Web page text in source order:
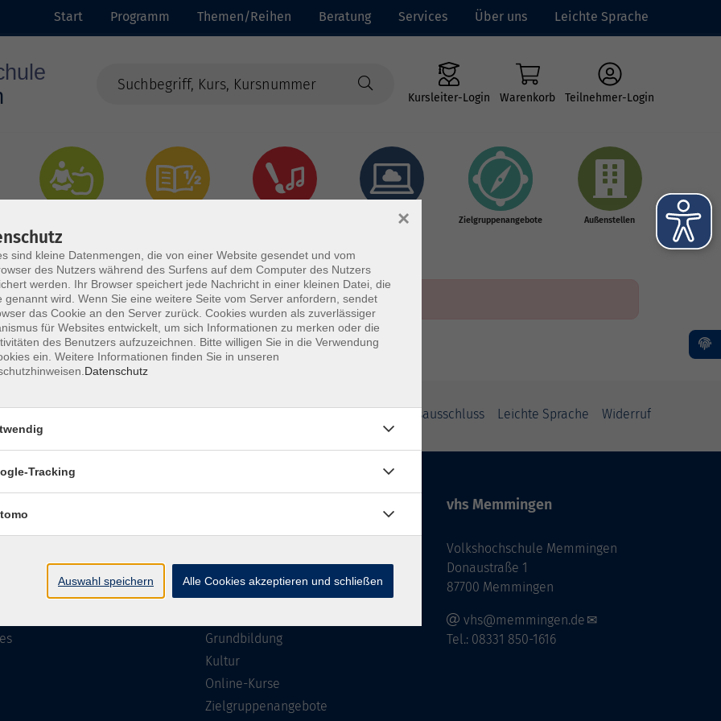
Start Programm Themen/Reihen Beratung Services Über uns Leichte Sprache
Kursleiter-Login Warenkorb Teilnehmer-Login
Online-Kurse Zielgruppenangebote Außenstellen
Haftungsausschluss Leichte Sprache Widerruf
Reihen
Grundbildung
Kultur
Online-Kurse
Zielgruppenangebote
vhs Memmingen
Volkshochschule Memmingen
Donaustraße 1
87700 Memmingen
vhs@memmingen.de
Tel.: 08331 850-1616
sind kleine Datenmengen, die von einer Website gesendet und vom
des Nutzers während des Surfens auf dem Computer des Nutzers
werden. Ihr Browser speichert jede Nachricht in einer kleinen Datei, die
genannt wird. Wenn Sie eine weitere Seite vom Server anfordern, sendet
das Cookie an den Server zurück. Cookies wurden als zuverlässiger
für Websites entwickelt, um sich Informationen zu merken oder die
des Benutzers aufzuzeichnen. Bitte willigen Sie in die Verwendung
ein. Weitere Informationen finden Sie in unseren
Datenschutz
×
Tracking
Auswahl speichern Alle Cookies akzeptieren und schließen